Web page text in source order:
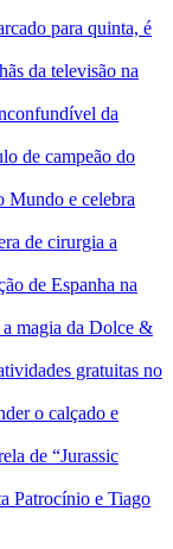
para quinta, é
da televisão na
da
de campeão do
Mundo e celebra
de cirurgia a
de Espanha na
magia da Dolce &
gratuitas no
o calçado e
de “Jurassic
Patrocínio e Tiago